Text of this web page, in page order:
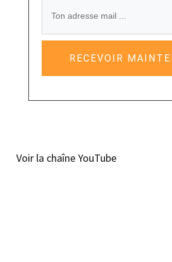
RECEVOIR
Voir la chaîne YouTube